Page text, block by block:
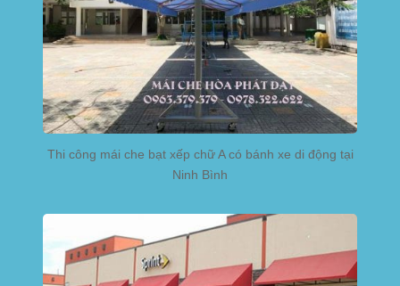
Thi công mái che bạt xếp chữ A có bánh xe di động tại
Ninh Bình